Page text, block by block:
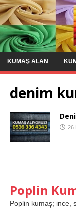
KUMAŞ ALAN
denim
26
Poplin
Poplin kumaş; ince,